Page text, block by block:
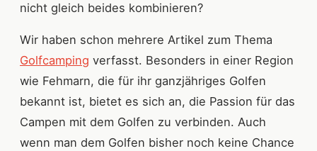
nicht gleich beides kombinieren?
Wir haben schon mehrere Artikel zum Thema
Golfcamping verfasst. Besonders in einer Region
wie Fehmarn, die für ihr ganzjähriges Golfen
bekannt ist, bietet es sich an, die Passion für das
Campen mit dem Golfen zu verbinden. Auch
wenn man dem Golfen bisher noch keine Chance